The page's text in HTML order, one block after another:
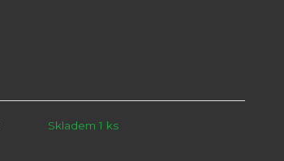
Skladem 1 ks